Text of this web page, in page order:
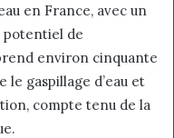
en France, avec un
potentiel de
environ cinquante
gaspillage d’eau et
compte tenu de la